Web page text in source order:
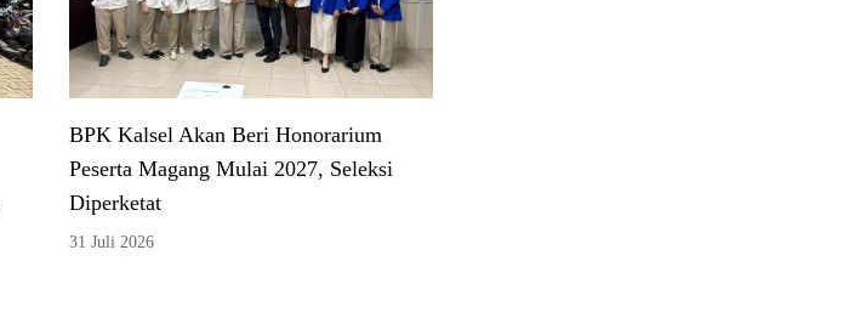
BPK Kalsel Akan Beri Honorarium
Peserta Magang Mulai 2027, Seleksi
Diperketat
31 Juli 2026